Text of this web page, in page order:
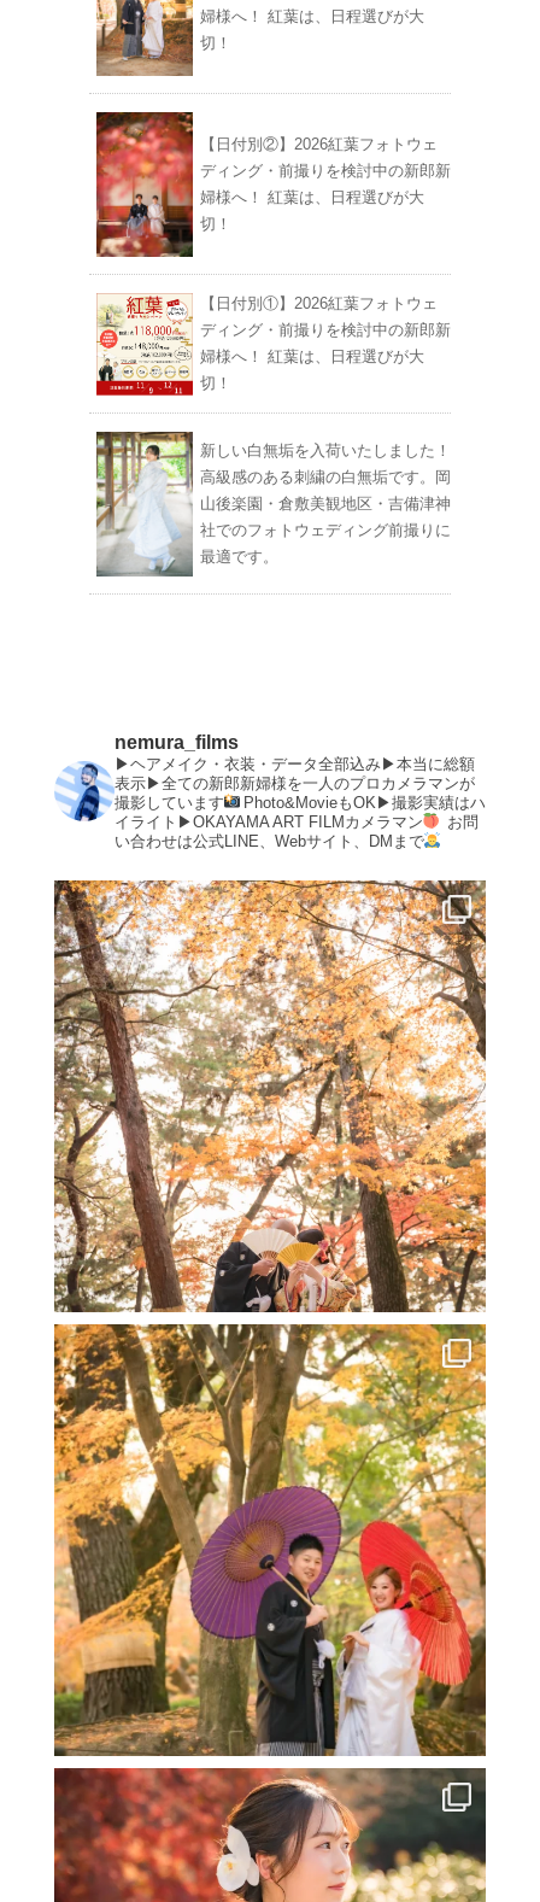
婦様へ！ 紅葉は、日程選びが大
切！
【日付別②】2026紅葉フォトウェ
ディング・前撮りを検討中の新郎新
婦様へ！ 紅葉は、日程選びが大
切！
【日付別①】2026紅葉フォトウェ
ディング・前撮りを検討中の新郎新
婦様へ！ 紅葉は、日程選びが大
切！
新しい白無垢を入荷いたしました！
高級感のある刺繍の白無垢です。岡
山後楽園・倉敷美観地区・吉備津神
社でのフォトウェディング前撮りに
最適です。
nemura_films
▶︎ヘアメイク・衣装・データ全部込み▶︎本当に総額
表示▶︎全ての新郎新婦様を一人のプロカメラマンが
撮影しています
Photo&MovieもOK▶︎撮影実績はハ
イライト▶︎OKAYAMA ART FILMカメラマン
お問
い合わせは公式LINE、Webサイト、DMまで